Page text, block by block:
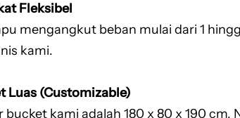
Fleksibel
mengangkut beban mulai dari 1
kami.
Luas (Customizable)
bucket kami adalah 180 x 80 x 190